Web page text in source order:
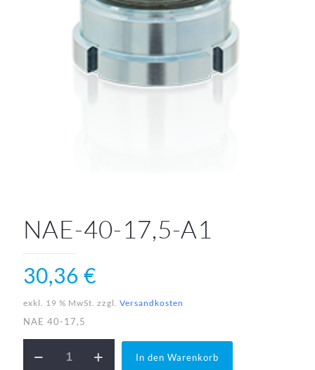
NAE-40-17,5-A1
30,36 €
exkl. 19 % MwSt. zzgl. Versandkosten
NAE 40-17,5
40-
In den Warenkorb